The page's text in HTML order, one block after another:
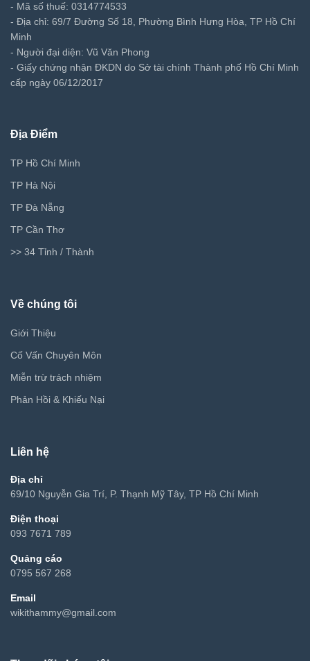
- Mã số thuế: 0314774533
- Địa chỉ: 69/7 Đường Số 18, Phường Bình Hưng Hòa, TP Hồ Chí
Minh
- Người đại diện: Vũ Văn Phong
- Giấy chứng nhận ĐKDN do Sở tài chính Thành phố Hồ Chí Minh
cấp ngày 06/12/2017
Địa Điểm
TP Hồ Chí Minh
TP Hà Nội
TP Đà Nẵng
TP Cần Thơ
>> 34 Tỉnh / Thành
Về chúng tôi
Giới Thiệu
Cố Vấn Chuyên Môn
Miễn trừ trách nhiệm
Phản Hồi & Khiếu Nại
Liên hệ
Địa chỉ
69/10 Nguyễn Gia Trí, P. Thạnh Mỹ Tây, TP Hồ Chí Minh
Điện thoại
093 7671 789
Quảng cáo
0795 567 268
Email
wikithammy@gmail.com